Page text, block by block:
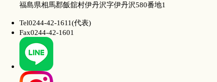
福島県相馬郡飯舘村伊丹沢字伊丹沢580番地1
Tel0244-42-1611(代表)
Fax0244-42-1601